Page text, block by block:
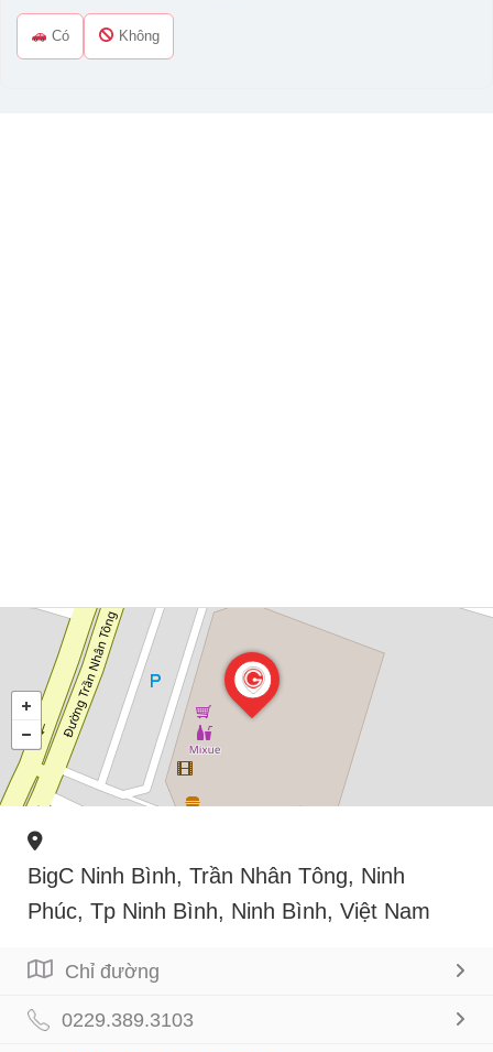
Có Không
BigC Ninh Bình, Trần Nhân Tông, Ninh
Phúc, Tp Ninh Bình, Ninh Bình, Việt Nam
Chỉ đường
0229.389.3103